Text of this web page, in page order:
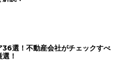
36選！不動産会社がチェックすべ
！